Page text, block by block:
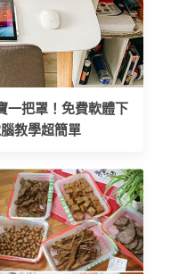
一把罩！免費軟體下
教學超簡單